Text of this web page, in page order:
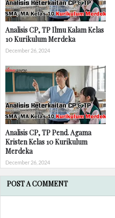
Analisis CP, TP Ilmu Kalam Kelas
10 Kurikulum Merdeka
December 26, 2024
Analisis CP, TP Pend. Agama
Kristen Kelas 10 Kurikulum
Merdeka
December 26, 2024
POST A COMMENT